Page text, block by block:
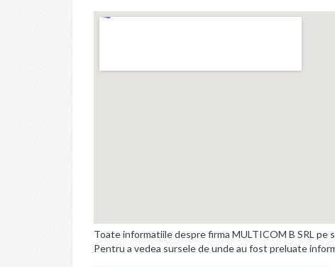
Toate informatiile despre firma MULTICOM B SRL
Pentru a vedea sursele de unde au fost preluate